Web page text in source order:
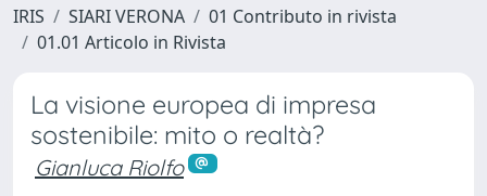
IRIS SIARI VERONA
01 Contributo in rivista
01.01 Articolo in Rivista
La visione europea di impresa
sostenibile: mito o realtà?
Gianluca Riolfo